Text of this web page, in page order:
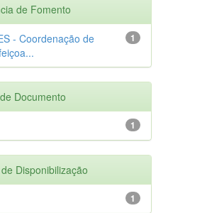
de Fomento
1
- Coordenação de
Documento
1
Disponibilização
1